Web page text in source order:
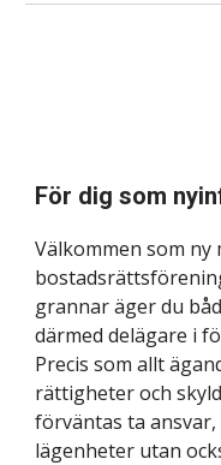
För dig som
Välkommen som ny
grannar äger du
därmed delägare i
Precis som allt
rättigheter och
förväntas ta
lägenheter utan